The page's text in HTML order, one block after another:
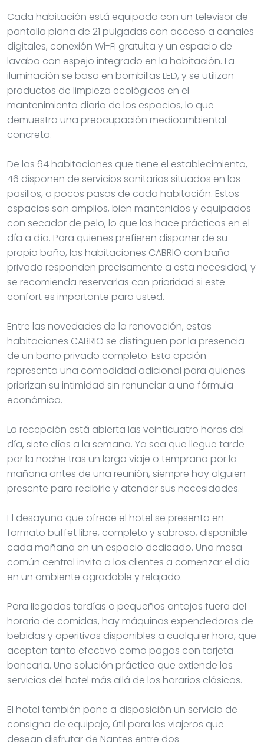
Cada habitación está equipada con un televisor de
pantalla plana de 21 pulgadas con acceso a canales
digitales, conexión Wi-Fi gratuita y un espacio de
lavabo con espejo integrado en la habitación. La
iluminación se basa en bombillas LED, y se utilizan
productos de limpieza ecológicos en el
mantenimiento diario de los espacios, lo que
demuestra una preocupación medioambiental
concreta.
De las 64 habitaciones que tiene el establecimiento,
46 disponen de servicios sanitarios situados en los
pasillos, a pocos pasos de cada habitación. Estos
espacios son amplios, bien mantenidos y equipados
con secador de pelo, lo que los hace prácticos en el
día a día. Para quienes prefieren disponer de su
propio baño, las habitaciones CABRIO con baño
privado responden precisamente a esta necesidad, y
se recomienda reservarlas con prioridad si este
confort es importante para usted.
Entre las novedades de la renovación, estas
habitaciones CABRIO se distinguen por la presencia
de un baño privado completo. Esta opción
representa una comodidad adicional para quienes
priorizan su intimidad sin renunciar a una fórmula
económica.
La recepción está abierta las veinticuatro horas del
día, siete días a la semana. Ya sea que llegue tarde
por la noche tras un largo viaje o temprano por la
mañana antes de una reunión, siempre hay alguien
presente para recibirle y atender sus necesidades.
El desayuno que ofrece el hotel se presenta en
formato buffet libre, completo y sabroso, disponible
cada mañana en un espacio dedicado. Una mesa
común central invita a los clientes a comenzar el día
en un ambiente agradable y relajado.
Para llegadas tardías o pequeños antojos fuera del
horario de comidas, hay máquinas expendedoras de
bebidas y aperitivos disponibles a cualquier hora, que
aceptan tanto efectivo como pagos con tarjeta
bancaria. Una solución práctica que extiende los
servicios del hotel más allá de los horarios clásicos.
El hotel también pone a disposición un servicio de
consigna de equipaje, útil para los viajeros que
desean disfrutar de Nantes entre dos